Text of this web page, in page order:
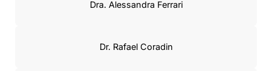
Dra. Alessandra Ferrari
Dr. Rafael Coradin